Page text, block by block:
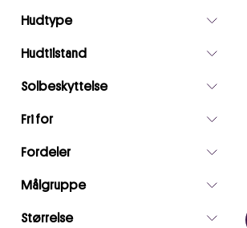
Hudtype
Hudtilstand
Solbeskyttelse
Fri for
Fordeler
Målgruppe
Størrelse